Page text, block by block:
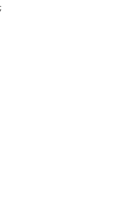
;